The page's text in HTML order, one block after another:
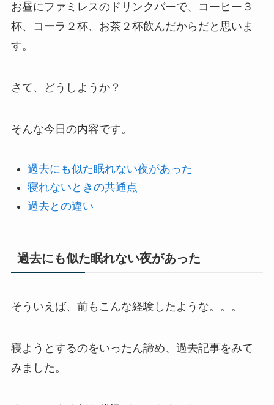
お昼にファミレスのドリンクバーで、コーヒー３
杯、コーラ２杯、お茶２杯飲んだからだと思いま
す。
さて、どうしようか？
そんな今日の内容です。
過去にも似た眠れない夜があった
寝れないときの共通点
過去との違い
過去にも似た眠れない夜があった
そういえば、前もこんな経験したような。。。
寝ようとするのをいったん諦め、過去記事をみて
みました。